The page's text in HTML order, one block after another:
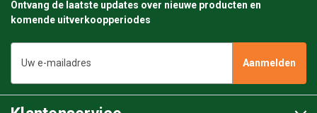
Ontvang de laatste updates over nieuwe producten en
komende uitverkoopperiodes
mailadres